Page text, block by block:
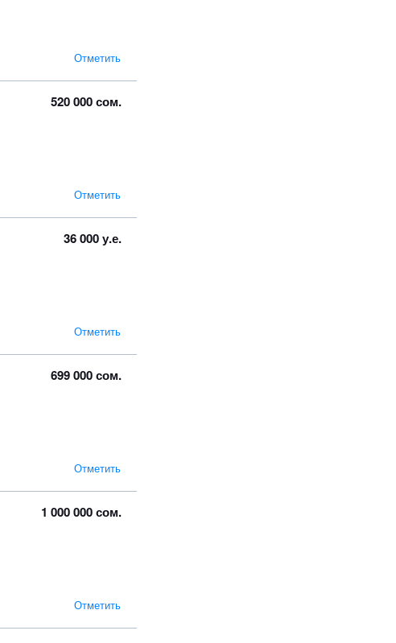
Отметить
520 000 сом.
Отметить
36 000 у.е.
Отметить
699 000 сом.
Отметить
1 000 000 сом.
Отметить